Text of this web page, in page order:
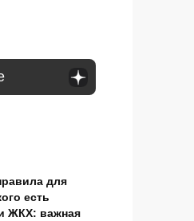
для
есть
ЖКХ: важная